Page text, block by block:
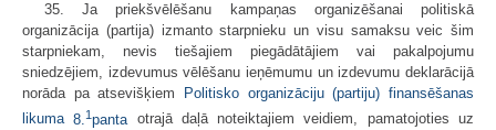
35. Ja priekšvēlēšanu kampaņas organizēšanai politiskā
organizācija (partija) izmanto starpnieku un visu samaksu veic šim
starpniekam, nevis tiešajiem piegādātājiem vai pakalpojumu
sniedzējiem, izdevumus vēlēšanu ieņēmumu un izdevumu deklarācijā
norāda pa atsevišķiem
Politisko organizāciju (partiju) finansēšanas
likuma 8.1panta otrajā daļā noteiktajiem veidiem, pamatojoties uz